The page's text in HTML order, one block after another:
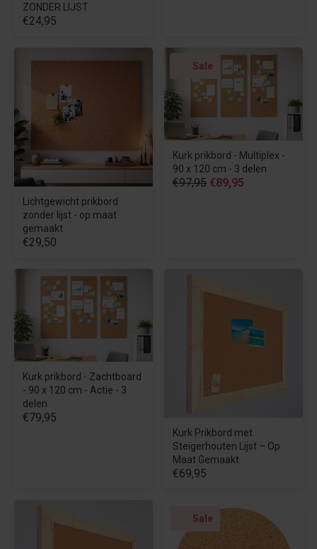
ZONDER LIJST
€24,95
Lichtgewicht prikbord
zonder lijst - op maat
gemaakt
€29,50
Sale
Kurk prikbord - Multiplex -
90 x 120 cm - 3 delen
€97,95 €89,95
Kurk prikbord - Zachtboard
- 90 x 120 cm - Actie - 3
delen
€79,95
Kurk Prikbord met
Steigerhouten Lijst – Op
Maat Gemaakt
€69,95
Sale